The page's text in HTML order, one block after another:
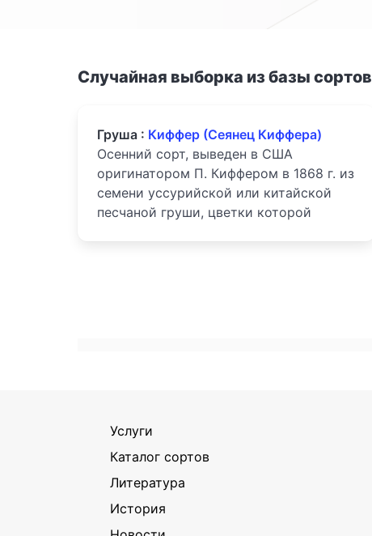
Случайная выборка из базы сортов
Груша : Киффер (Сеянец Киффера)
Осенний сорт, выведен в США
оригинатором П. Киффером в 1868 г. из
семени уссурийской или китайской
песчаной груши, цветки которой
Услуги
Каталог сортов
Литература
История